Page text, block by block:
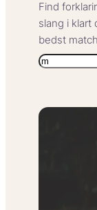
Find
slang i klart
bedst
Søg